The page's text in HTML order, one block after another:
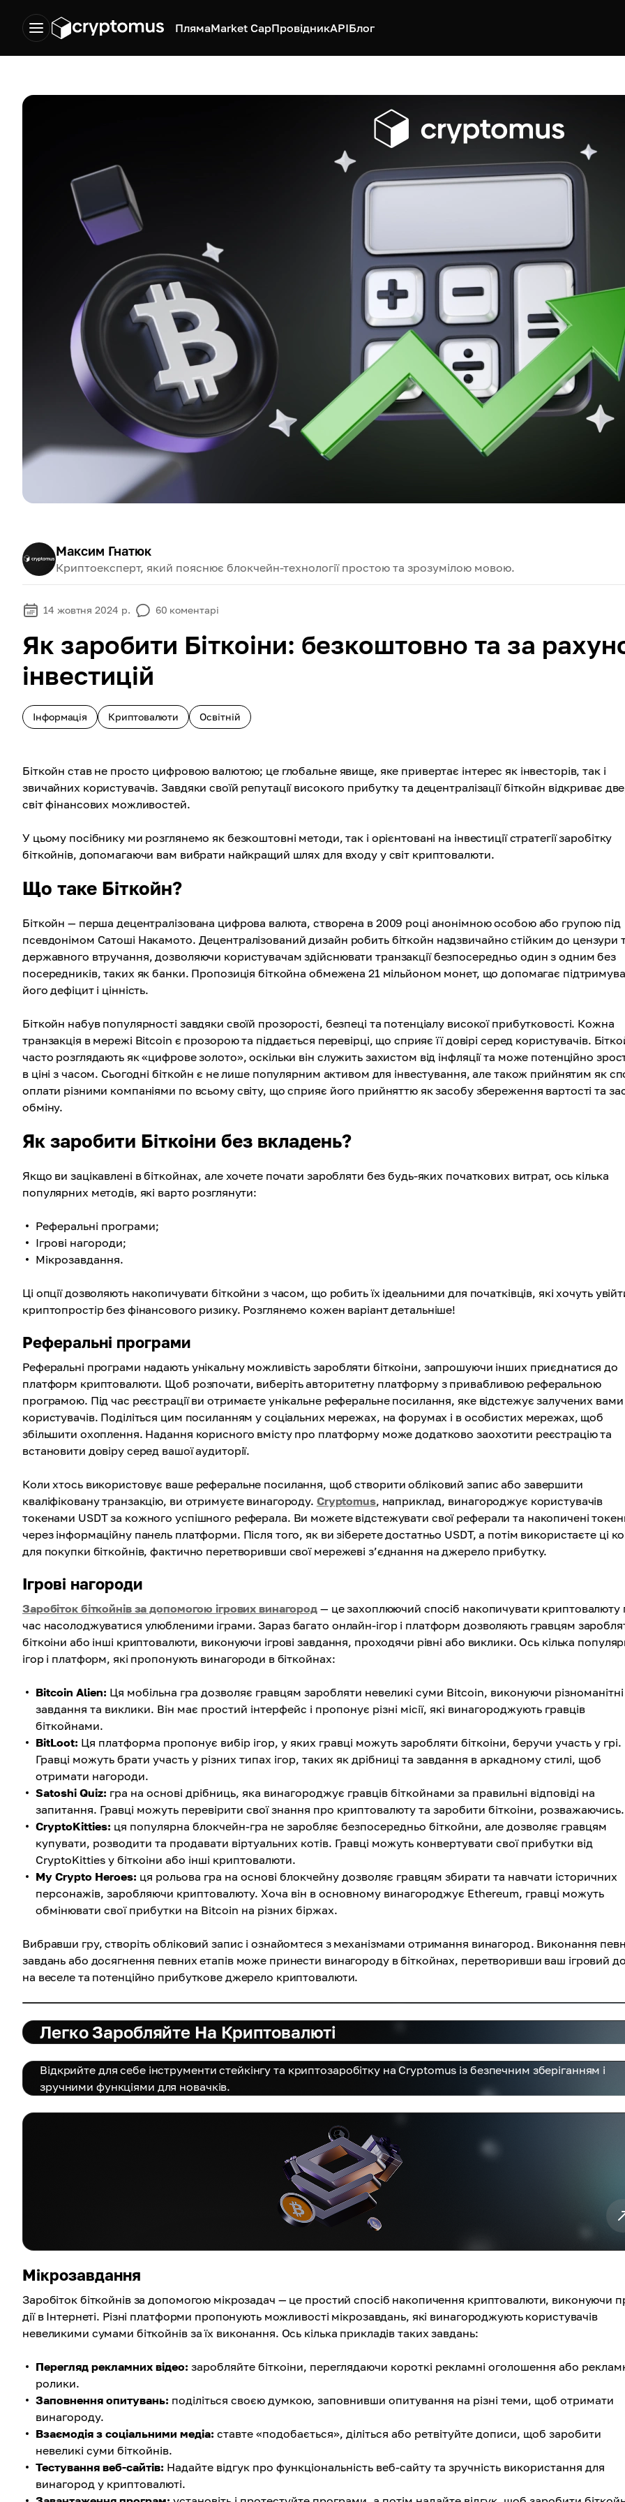
ПлямаMarket CapПровідникAPIБлог
Максим Гнатюк
Криптоексперт, який пояснює блокчейн-технології простою та зрозумілою мовою.
14 жовтня 2024 р. 60 коментарі
Як заробити Біткоіни: безкоштовно та за
інвестицій
Інформація Криптовалюти Освітній
Біткойн став не просто цифровою валютою; це глобальне явище, яке привертає інтерес як інвесторів, так і
звичайних користувачів. Завдяки своїй репутації високого прибутку та децентралізації біткойн відкриває
світ фінансових можливостей.
У цьому посібнику ми розглянемо як безкоштовні методи, так і орієнтовані на інвестиції стратегії заробітку
біткойнів, допомагаючи вам вибрати найкращий шлях для входу у світ криптовалюти.
Що таке Біткойн?
Біткойн — перша децентралізована цифрова валюта, створена в 2009 році анонімною особою або групою під
псевдонімом Сатоші Накамото. Децентралізований дизайн робить біткойн надзвичайно стійким до цензури
державного втручання, дозволяючи користувачам здійснювати транзакції безпосередньо один з одним без
посередників, таких як банки. Пропозиція біткойна обмежена 21 мільйоном монет, що допомагає
його дефіцит і цінність.
Біткойн набув популярності завдяки своїй прозорості, безпеці та потенціалу високої прибутковості. Кожна
транзакція в мережі Bitcoin є прозорою та піддається перевірці, що сприяє її довірі серед користувачів.
часто розглядають як «цифрове золото», оскільки він служить захистом від інфляції та може потенційно
в ціні з часом. Сьогодні біткойн є не лише популярним активом для інвестування, але також прийнятим як
оплати різними компаніями по всьому світу, що сприяє його прийняттю як засобу збереження вартості та
обміну.
Як заробити Біткоіни без вкладень?
Якщо ви зацікавлені в біткойнах, але хочете почати заробляти без будь-яких початкових витрат, ось кілька
популярних методів, які варто розглянути:
Реферальні програми;
Ігрові нагороди;
Мікрозавдання.
Ці опції дозволяють накопичувати біткойни з часом, що робить їх ідеальними для початківців, які хочуть
криптопростір без фінансового ризику. Розглянемо кожен варіант детальніше!
Реферальні програми
Реферальні програми надають унікальну можливість заробляти біткоіни, запрошуючи інших приєднатися до
платформ криптовалюти. Щоб розпочати, виберіть авторитетну платформу з привабливою реферальною
програмою. Під час реєстрації ви отримаєте унікальне реферальне посилання, яке відстежує залучених вами
користувачів. Поділіться цим посиланням у соціальних мережах, на форумах і в особистих мережах, щоб
збільшити охоплення. Надання корисного вмісту про платформу може додатково заохотити реєстрацію та
встановити довіру серед вашої аудиторії.
Коли хтось використовує ваше реферальне посилання, щоб створити обліковий запис або завершити
кваліфіковану транзакцію, ви отримуєте винагороду. Cryptomus, наприклад, винагороджує користувачів
токенами USDT за кожного успішного реферала. Ви можете відстежувати свої реферали та накопичені
через інформаційну панель платформи. Після того, як ви зіберете достатньо USDT, а потім використаєте ці
для покупки біткойнів, фактично перетворивши свої мережеві з’єднання на джерело прибутку.
Ігрові нагороди
Заробіток біткойнів за допомогою ігрових винагород — це захоплюючий спосіб накопичувати криптовалюту
час насолоджуватися улюбленими іграми. Зараз багато онлайн-ігор і платформ дозволяють гравцям
біткоіни або інші криптовалюти, виконуючи ігрові завдання, проходячи рівні або виклики. Ось кілька
ігор і платформ, які пропонують винагороди в біткойнах:
Bitcoin Alien: Ця мобільна гра дозволяє гравцям заробляти невеликі суми Bitcoin, виконуючи різноманітні
завдання та виклики. Він має простий інтерфейс і пропонує різні місії, які винагороджують гравців
біткойнами.
BitLoot: Ця платформа пропонує вибір ігор, у яких гравці можуть заробляти біткоіни, беручи участь у грі.
Гравці можуть брати участь у різних типах ігор, таких як дрібниці та завдання в аркадному стилі, щоб
отримати нагороди.
Satoshi Quiz: гра на основі дрібниць, яка винагороджує гравців біткойнами за правильні відповіді на
запитання. Гравці можуть перевірити свої знання про криптовалюту та заробити біткоіни, розважаючись.
CryptoKitties: ця популярна блокчейн-гра не заробляє безпосередньо біткойни, але дозволяє гравцям
купувати, розводити та продавати віртуальних котів. Гравці можуть конвертувати свої прибутки від
CryptoKitties у біткоіни або інші криптовалюти.
My Crypto Heroes: ця рольова гра на основі блокчейну дозволяє гравцям збирати та навчати історичних
персонажів, заробляючи криптовалюту. Хоча він в основному винагороджує Ethereum, гравці можуть
обмінювати свої прибутки на Bitcoin на різних біржах.
Вибравши гру, створіть обліковий запис і ознайомтеся з механізмами отримання винагород. Виконання
завдань або досягнення певних етапів може принести винагороду в біткойнах, перетворивши ваш ігровий
на веселе та потенційно прибуткове джерело криптовалюти.
Легко Заробляйте На Криптовалюті
Відкрийте для себе інструменти стейкінгу та криптозаробітку на Cryptomus із безпечним зберіганням і
зручними функціями для новачків.
Мікрозавдання
Заробіток біткойнів за допомогою мікрозадач — це простий спосіб накопичення криптовалюти, виконуючи
дії в Інтернеті. Різні платформи пропонують можливості мікрозавдань, які винагороджують користувачів
невеликими сумами біткойнів за їх виконання. Ось кілька прикладів таких завдань:
Перегляд рекламних відео: заробляйте біткоіни, переглядаючи короткі рекламні оголошення або
ролики.
Заповнення опитувань: поділіться своєю думкою, заповнивши опитування на різні теми, щоб отримати
винагороду.
Взаємодія з соціальними медіа: ставте «подобається», діліться або ретвітуйте дописи, щоб заробити
невеликі суми біткойнів.
Тестування веб-сайтів: Надайте відгук про функціональність веб-сайту та зручність використання для
винагород у криптовалюті.